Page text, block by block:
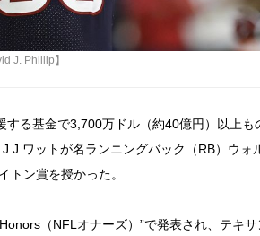
J. Phillip】
する基金で3,700万ドル（約40億円）以上も
ワットが名ランニングバック（RB）ウォ
トン賞を授かった。
（NFLオナーズ）”で発表され、テキ